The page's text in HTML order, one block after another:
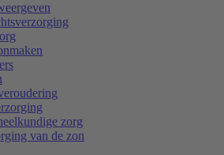
zorg
van de zon